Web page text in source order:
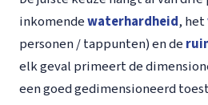
inkomendewaterhardheid, het
personen / tappunten) en de
elk geval primeert de
een goed gedimensioneerd